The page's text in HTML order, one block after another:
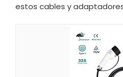
estos cables y